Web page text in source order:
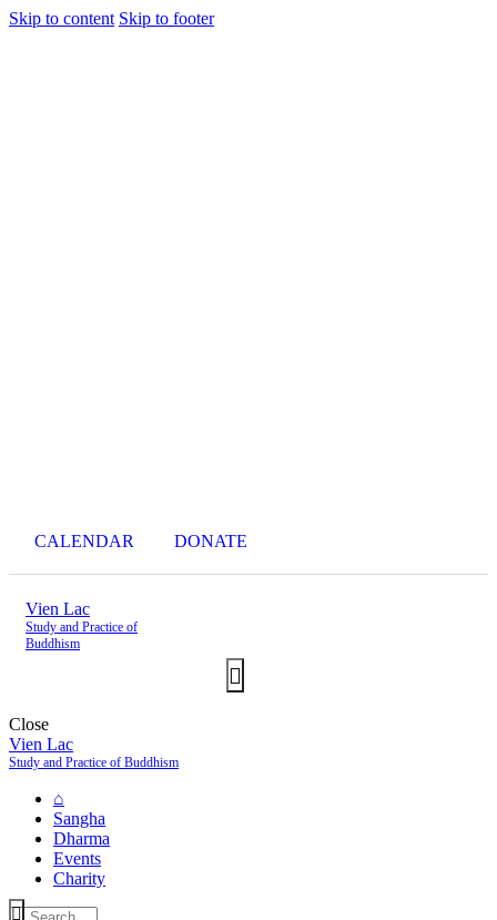
Skip to content Skip to footer
CALENDAR DONATE
Vien Lac
Study and Practice of
Buddhism
Close
Vien Lac
Study and Practice of Buddhism
⌂
Sangha
Dharma
Events
Charity